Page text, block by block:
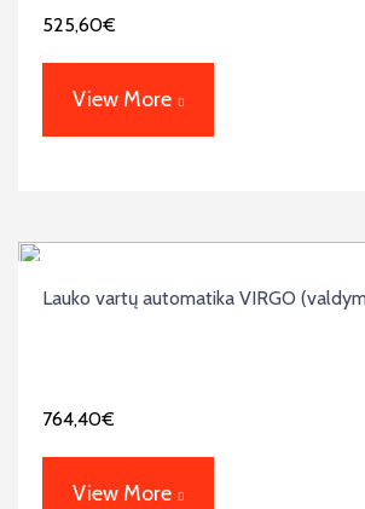
525,60€
View More
Lauko vartų automatika VIRGO
764,40€
View More